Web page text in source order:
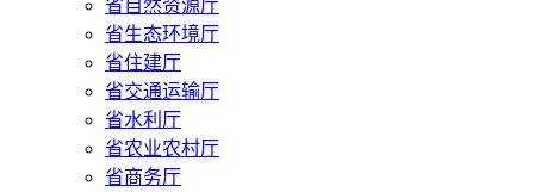
省自然资源厅
省生态环境厅
省住建厅
省交通运输厅
省水利厅
省农业农村厅
省商务厅